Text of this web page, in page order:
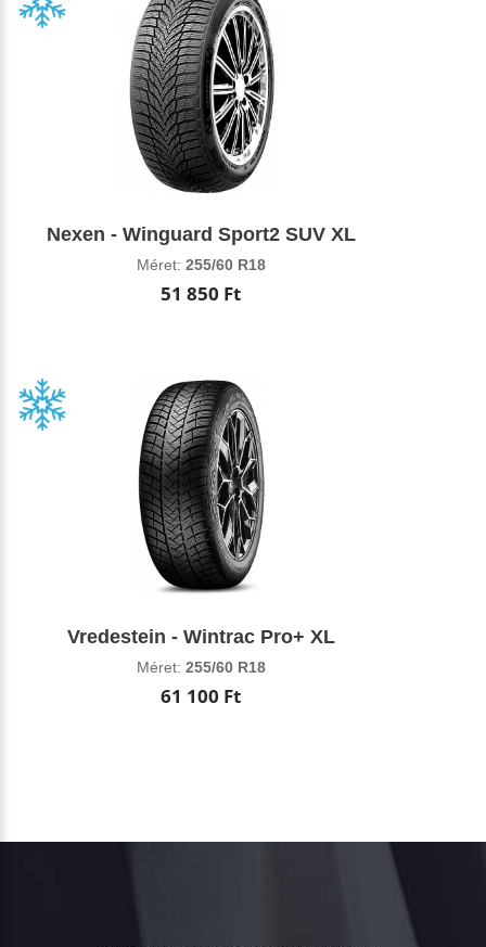
Nexen - Winguard Sport2 SUV XL
Méret: 255/60 R18
51 850 Ft
Vredestein - Wintrac Pro+ XL
Méret: 255/60 R18
61 100 Ft